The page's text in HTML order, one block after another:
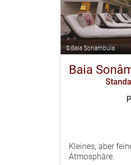
©Baia Sonambula
Baia
Kleines, aber
Atmosphäre.